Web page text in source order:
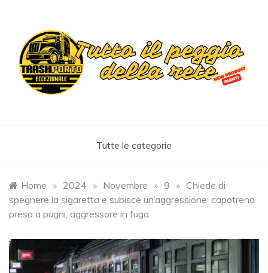
content
Tutte le categorie
Home » 2024 » Novembre » 9 » Chiede di
spegnere la sigaretta e subisce un’aggressione: capotreno
presa a pugni, aggressore in fuga